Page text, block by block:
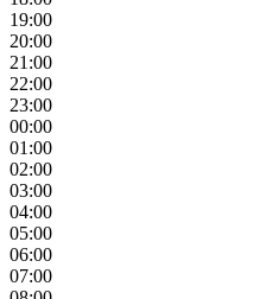
19:00
20:00
21:00
22:00
23:00
00:00
01:00
02:00
03:00
04:00
05:00
06:00
07:00